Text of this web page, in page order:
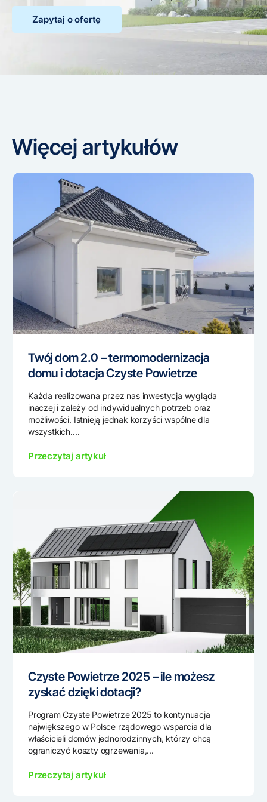
Zapytaj o ofertę
Więcej artykułów
Twój dom 2.0 – termomodernizacja
domu i dotacja Czyste Powietrze
Każda realizowana przez nas inwestycja wygląda
inaczej i zależy od indywidualnych potrzeb oraz
możliwości. Istnieją jednak korzyści wspólne dla
wszystkich....
Przeczytaj artykuł
Czyste Powietrze 2025 – ile możesz
zyskać dzięki dotacji?
Program Czyste Powietrze 2025 to kontynuacja
największego w Polsce rządowego wsparcia dla
właścicieli domów jednorodzinnych, którzy chcą
ograniczyć koszty ogrzewania,...
Przeczytaj artykuł